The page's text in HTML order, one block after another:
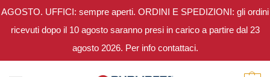
AGOSTO. UFFICI: sempre aperti. ORDINI E SPEDIZIONI: gli ordini
ricevuti dopo il 10 agosto saranno presi in carico a partire dal 23
agosto 2026. Per info contattaci.